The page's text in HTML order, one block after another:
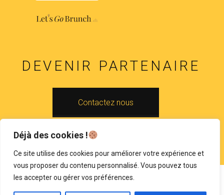
Déjà des cookies !
Ce site utilise des cookies pour améliorer votre expérience et
vous proposer du contenu personnalisé. Vous pouvez tous
les accepter ou gérer vos préférences.
DEVENIR PARTENAIRE
Contactez nous
Copyright 2024 © Brunch-Lausanne.ch